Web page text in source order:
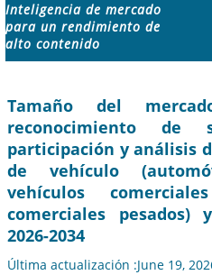
Inteligencia de mercado
para un rendimiento de
alto contenido
Tamaño del
reconocimiento de
participación y análisis
de vehículo
vehículos
comerciales pesados)
2026-2034
Última actualización :June 19,